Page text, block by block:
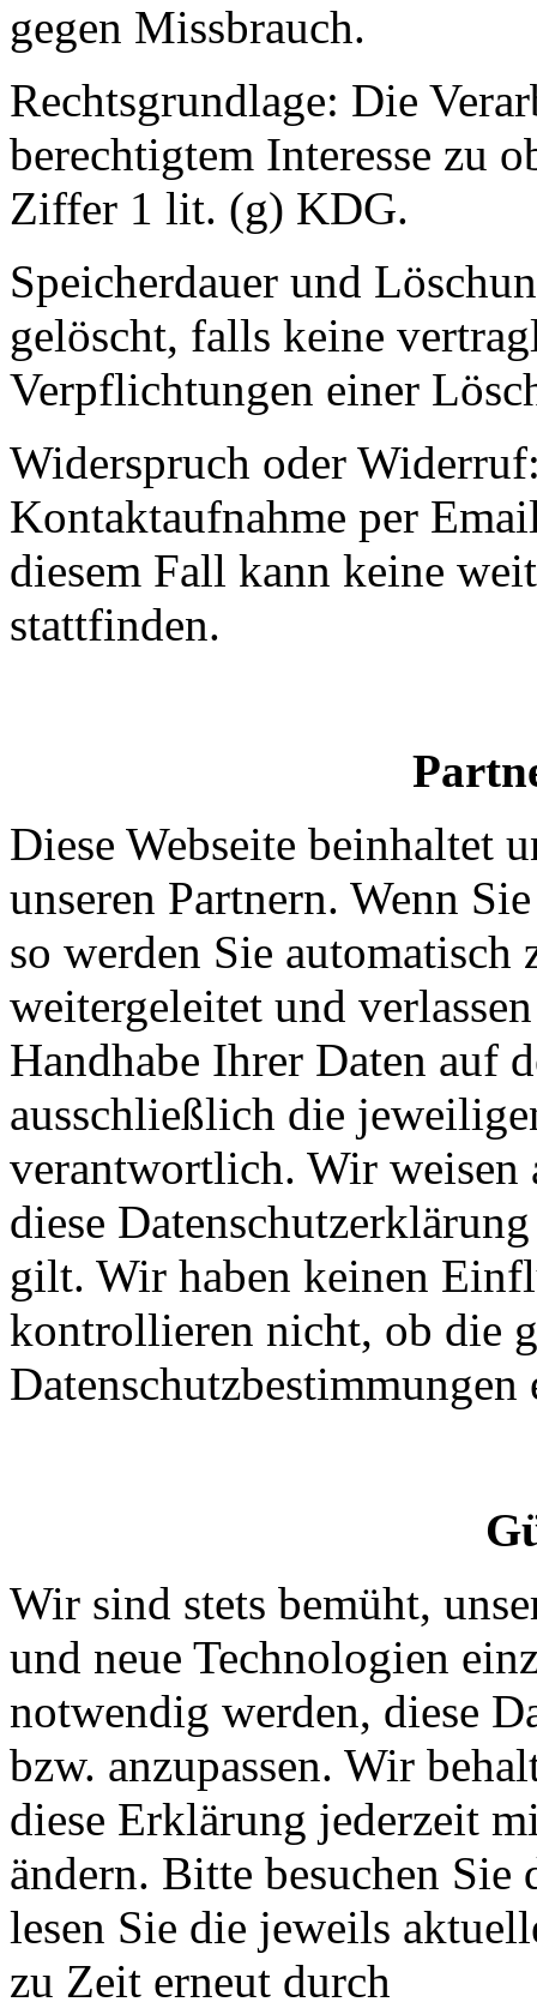
gegen Missbrauch.
Rechtsgrundlage: Die
berechtigtem Interesse zu
Ziffer 1 lit. (g) KDG.
Speicherdauer und
gelöscht, falls keine
Verpflichtungen einer
Widerspruch oder
Kontaktaufnahme per
diesem Fall kann keine
stattfinden.
Diese Webseite beinhaltet
unseren Partnern. Wenn
so werden Sie
weitergeleitet und
Handhabe Ihrer Daten auf
ausschließlich die
verantwortlich. Wir weisen
diese
gilt. Wir haben keinen
kontrollieren nicht, ob die
Wir sind stets bemüht,
und neue Technologien
notwendig werden, diese
bzw. anzupassen. Wir
diese Erklärung jederzeit
ändern. Bitte besuchen Sie
lesen Sie die jeweils
zu Zeit erneut durch